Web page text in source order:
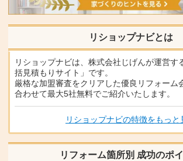
リショップナビとは
リショップナビは、株式会社じげんが運営す
括見積もりサイト」です。
厳格な加盟審査をクリアした優良リフォーム
合わせて最大5社無料でご紹介いたします。
リショップナビの特徴をもっと
リフォーム箇所別 成功のポ